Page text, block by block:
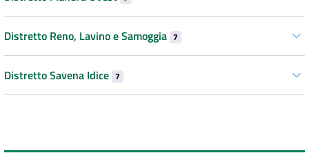
Distretto Reno, Lavino e Samoggia 7
Distretto Savena Idice 7